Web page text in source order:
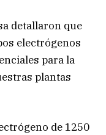
detallaron que
electrógenos
para la
plantas
de 1250